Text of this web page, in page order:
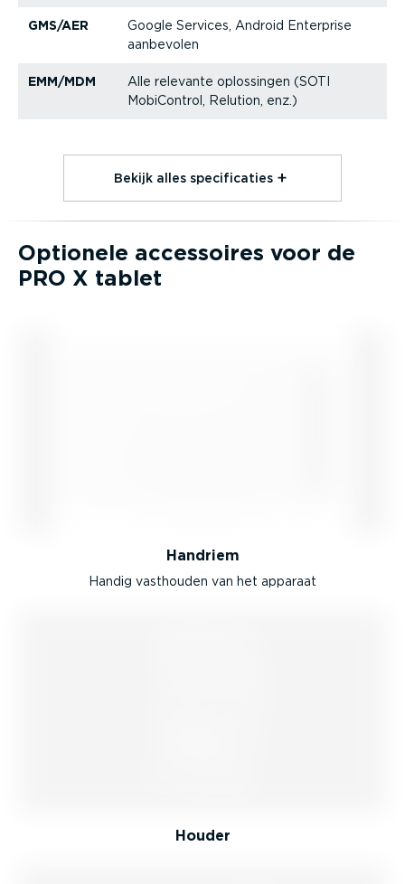
GMS/AER
Google Services, Android Enterprise
aanbevolen
EMM/MDM
Alle relevante oplossingen (SOTI
MobiControl, Relution, enz.)
Bekijk alles speci­fi­caties⁠
Optionele accessoires voor de
PRO X tablet
Handriem
Handig vasthouden van het apparaat
Houder